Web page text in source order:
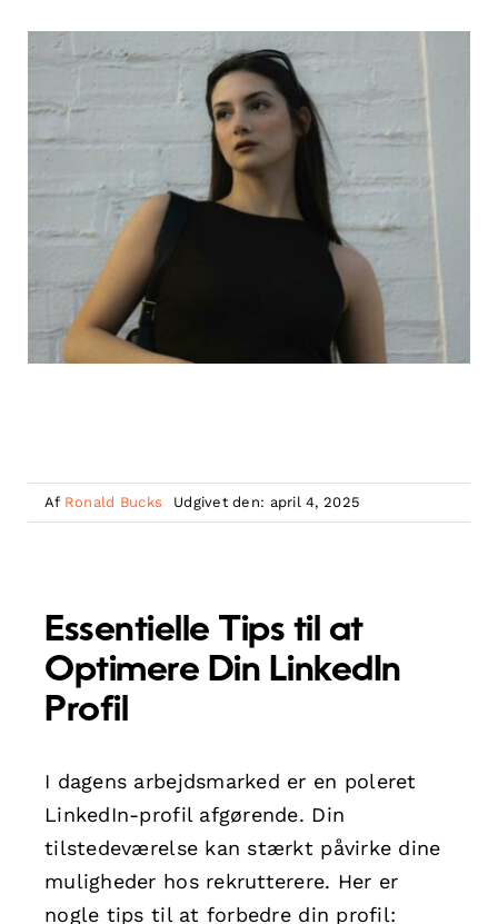
Af Ronald Bucks Udgivet den: april 4, 2025
Essentielle Tips til at
Optimere Din LinkedIn
Profil
I dagens arbejdsmarked er en poleret
LinkedIn-profil afgørende. Din
tilstedeværelse kan stærkt påvirke dine
muligheder hos rekrutterere. Her er
nogle tips til at forbedre din profil: